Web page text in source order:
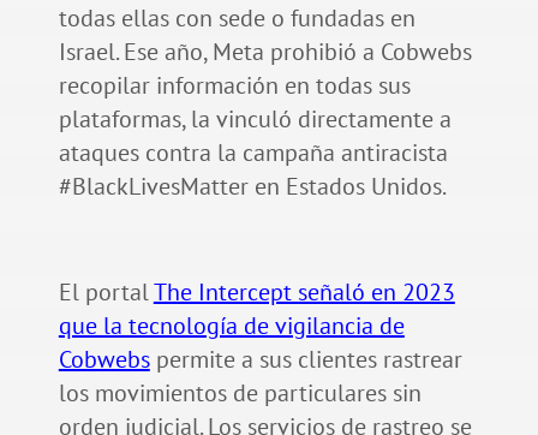
todas ellas con sede o fundadas en
Israel. Ese año, Meta prohibió a Cobwebs
recopilar información en todas sus
plataformas, la vinculó directamente a
ataques contra la campaña antiracista
#BlackLivesMatter en Estados Unidos.
El portalThe Intercept señaló en 2023
que la tecnología de vigilancia de
Cobwebspermite a sus clientes rastrear
los movimientos de particulares sin
orden judicial. Los servicios de rastreo se